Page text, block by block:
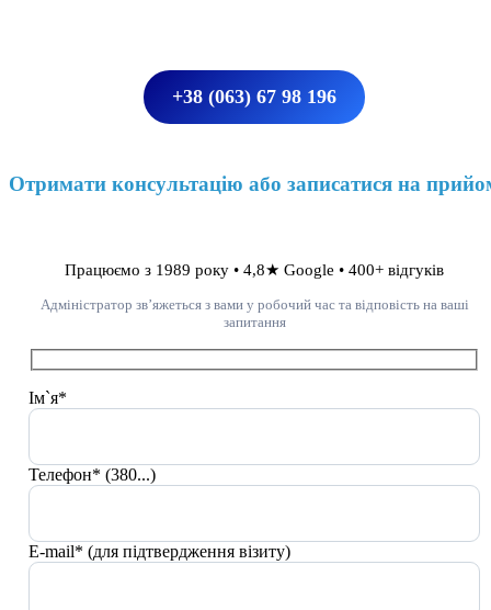
+38 (063) 67 98 196
Отримати консультацію або записатися на
Працюємо з 1989 року • 4,8★ Google • 400+ відгуків
Адміністратор зв’яжеться з вами у робочий час та відповість на ваші
запитання
Ім`я*
Телефон* (380...)
E-mail* (для підтвердження візиту)